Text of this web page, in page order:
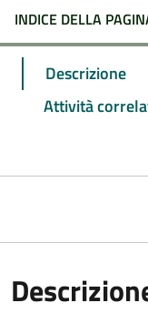
INDICE DELLA
Descrizione
Attività